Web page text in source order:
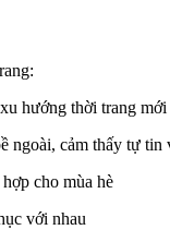
hướng thời trang mới
ngoài, cảm thấy tự tin
cho mùa hè
với nhau